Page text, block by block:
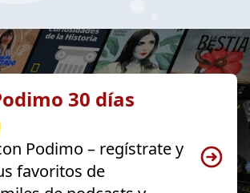
30 días
Podimo – regístrate y
favoritos de